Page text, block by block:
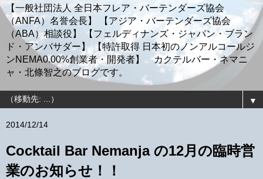
【一般社団法人 全日本フレア・バーテンダーズ協会
（ANFA）名誉会長】 【アジア・バーテンダーズ協会
（ABA）相談役】 【フェルディナンズ・ジャパン・ブラン
ド・アンバサダー】 【特許取得 日本初のノンアルコールジ
ンNEMA0.00%創業者・開発者】 カクテルバー・ネマニ
ャ・北條智之のブログです。
▼
2014/12/14
Cocktail Bar Nemanja の12月の臨時営
業のお知らせ！！